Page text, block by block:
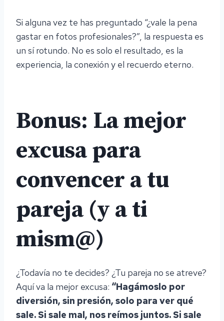
Si alguna vez te has preguntado “¿vale la pena
gastar en fotos profesionales?”, la respuesta es
un sí rotundo. No es solo el resultado, es la
experiencia, la conexión y el recuerdo eterno.
Bonus: La mejor
excusa para
convencer a tu
pareja (y a ti
mism@)
¿Todavía no te decides? ¿Tu pareja no se atreve?
Aquí va la mejor excusa: “Hagámoslo por
diversión, sin presión, solo para ver qué
sale. Si sale mal, nos reímos juntos. Si sale